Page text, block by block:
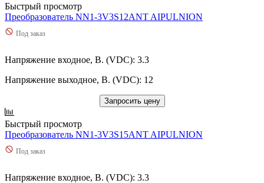
Быстрый просмотр
Преобразователь NN1-3V3S12ANT AIPULNION
Под заказ
Напряжение входное, В. (VDC): 3.3
Напряжение выходное, В. (VDC): 12
Запросить цену
Быстрый просмотр
Преобразователь NN1-3V3S15ANT AIPULNION
Под заказ
Напряжение входное, В. (VDC): 3.3